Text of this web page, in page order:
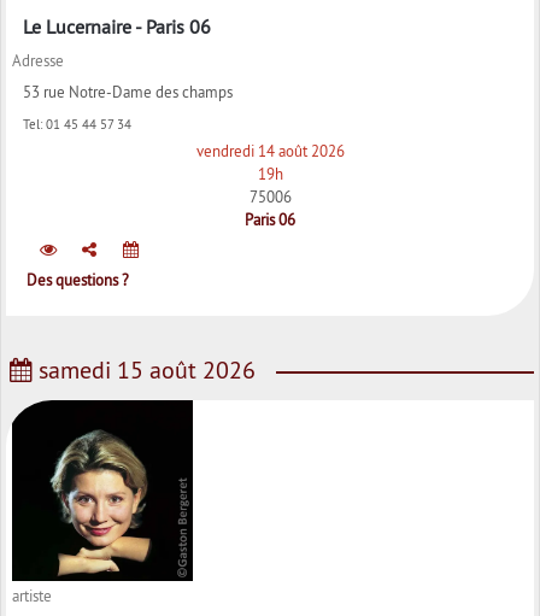
Le Lucernaire - Paris 06
Adresse
53 rue Notre-Dame des champs
Tel: 01 45 44 57 34
vendredi 14 août 2026
19h
75006
Paris 06
Des questions ?
samedi 15 août 2026
artiste